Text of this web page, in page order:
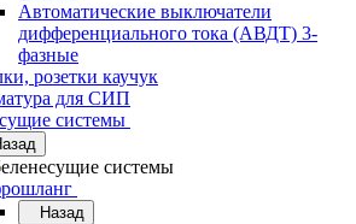
Автоматические выключатели
дифференциального тока (АВДТ) 3-
фазные
розетки каучук
для СИП
системы
системы
Назад